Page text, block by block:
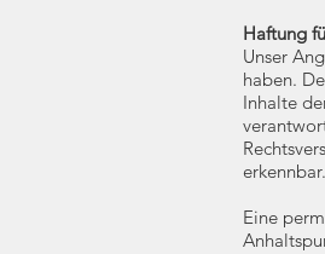
Haftung
Unser
haben.
Inhalte
erkennbar.
Eine